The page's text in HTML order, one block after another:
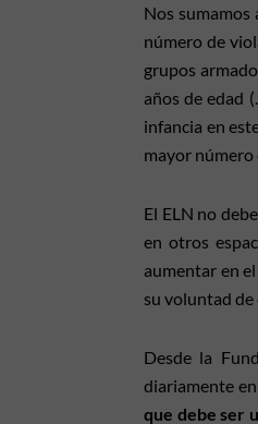
Nos
número de
grupos
años de edad
infancia en
mayor
El ELN no
en otros
aumentar en
su voluntad
Desde la
diariamente
que debe ser